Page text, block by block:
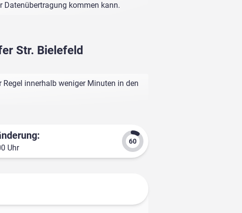
Datenübertragung kommen kann.
Str. Bielefeld
innerhalb weniger Minuten in den
Uhr